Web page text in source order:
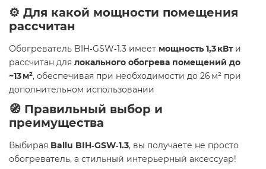
⚙️ Для какой мощности помещения
рассчитан
Обогреватель BIH‑GSW‑1.3 имеет мощность 1,3 кВти
рассчитан для локального обогрева помещений до
~13 м², обеспечивая при необходимости до 26 м² при
дополнительном использовании
🧭 Правильный выбор и
преимущества
Выбирая Ballu BIH‑GSW‑1.3, вы получаете не просто
обогреватель, а стильный интерьерный аксессуар!